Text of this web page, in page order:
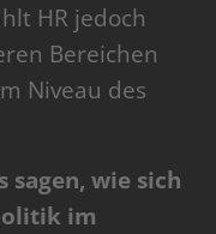
HR jedoch
Bereichen
Niveau des
sagen, wie sich
im